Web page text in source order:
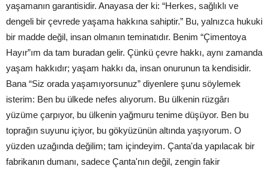
yaşamanın garantisidir. Anayasa der ki: “Herkes, sağlıklı ve
dengeli bir çevrede yaşama hakkına sahiptir.” Bu, yalnızca hukuki
bir madde değil, insan olmanın teminatıdır. Benim “Çimentoya
Hayır”ım da tam buradan gelir. Çünkü çevre hakkı, aynı zamanda
yaşam hakkıdır; yaşam hakkı da, insan onurunun ta kendisidir.
Bana “Siz orada yaşamıyorsunuz” diyenlere şunu söylemek
isterim: Ben bu ülkede nefes alıyorum. Bu ülkenin rüzgârı
yüzüme çarpıyor, bu ülkenin yağmuru tenime düşüyor. Ben bu
toprağın suyunu içiyor, bu gökyüzünün altında yaşıyorum. O
yüzden uzağında değilim; tam içindeyim. Çanta'da yapılacak bir
fabrikanın dumanı, sadece Çanta'nın değil, zengin fakir